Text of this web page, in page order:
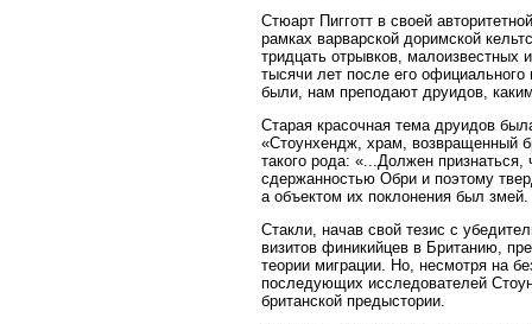
Стюарт Пигготт в своей
рамках варварской доримской
тридцать отрывков, малоизвестных
тысячи лет после его
были, нам преподают друидов,
Старая красочная тема друидов
«Стоунхендж, храм, возвращенный
такого рода: «...Должен
сдержанностью Обри и поэтому
а объектом их поклонения был змей.
Стакли, начав свой тезис с
визитов финикийцев в Британию,
теории миграции. Но, несмотря на
последующих исследователей
британской предыстории.